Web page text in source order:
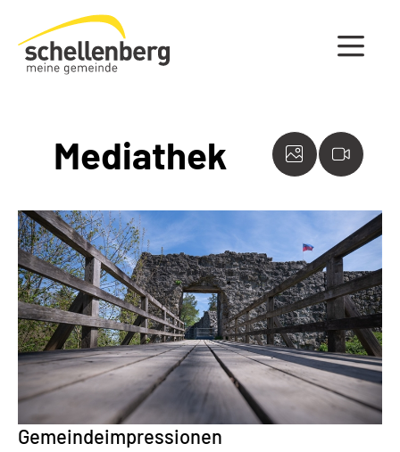
Gemeinde Schellenberg Startseite
Mediathek
Gemeindeimpressionen